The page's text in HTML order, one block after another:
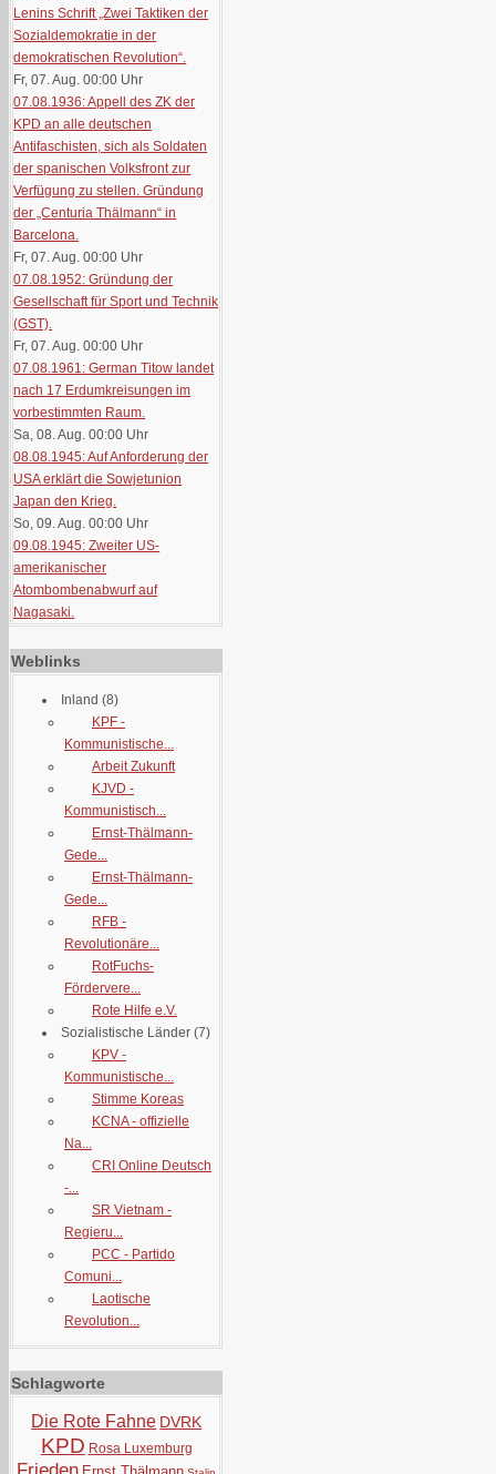
Lenins Schrift „Zwei Taktiken der
Sozialdemokratie in der
demokratischen Revolution“.
Fr, 07. Aug. 00:00 Uhr
07.08.1936: Appell des ZK der
KPD an alle deutschen
Antifaschisten, sich als Soldaten
der spanischen Volksfront zur
Verfügung zu stellen. Gründung
der „Centuria Thälmann“ in
Barcelona.
Fr, 07. Aug. 00:00 Uhr
07.08.1952: Gründung der
Gesellschaft für Sport und Technik
(GST).
Fr, 07. Aug. 00:00 Uhr
07.08.1961: German Titow landet
nach 17 Erdumkreisungen im
vorbestimmten Raum.
Sa, 08. Aug. 00:00 Uhr
08.08.1945: Auf Anforderung der
USA erklärt die Sowjetunion
Japan den Krieg.
So, 09. Aug. 00:00 Uhr
09.08.1945: Zweiter US-
amerikanischer
Atombombenabwurf auf
Nagasaki.
Weblinks
Inland (8)
KPF -
Kommunistische...
Arbeit Zukunft
KJVD -
Kommunistisch...
Ernst-Thälmann-
Gede...
Ernst-Thälmann-
Gede...
RFB -
Revolutionäre...
RotFuchs-
Fördervere...
Rote Hilfe e.V.
Sozialistische Länder (7)
KPV -
Kommunistische...
Stimme Koreas
KCNA - offizielle
Na...
CRI Online Deutsch
-...
SR Vietnam -
Regieru...
PCC - Partido
Comuni...
Laotische
Revolution...
Schlagworte
Die Rote Fahne DVRK
KPD Rosa Luxemburg